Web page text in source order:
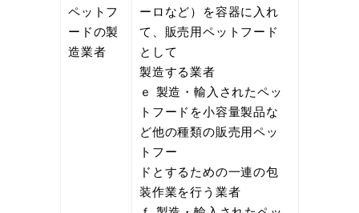
ペットフ
ードの製
造業者
ーロなど）を容器に入れ
て、販売用ペットフード
として
製造する業者
ｅ 製造・輸入されたペッ
トフードを小容量製品な
ど他の種類の販売用ペッ
トフー
ドとするための一連の包
装作業を行う業者